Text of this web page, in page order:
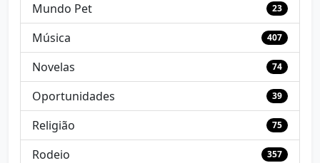
Mundo Pet 23
Música 407
Novelas 74
Oportunidades 39
Religião 75
Rodeio 357